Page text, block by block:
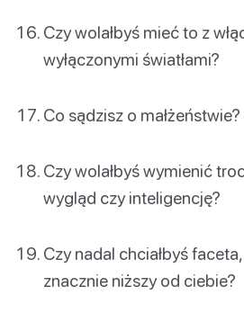
Czy wolałbyś mieć to z
wyłączonymi światłami?
Co sądzisz o małżeństwie?
Czy wolałbyś wymienić
wygląd czy inteligencję?
Czy nadal chciałbyś
znacznie niższy od ciebie?